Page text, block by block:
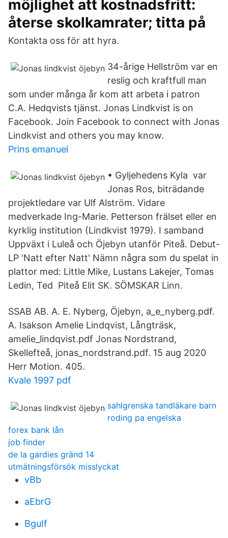
möjlighet att kostnadsfritt:
återse skolkamrater; titta på
Kontakta oss för att hyra.
34-årige Hellström var en
reslig och kraftfull man
som under många år kom att arbeta i patron
C.A. Hedqvists tjänst. Jonas Lindkvist is on
Facebook. Join Facebook to connect with Jonas
Lindkvist and others you may know.
Prins emanuel
• Gyljehedens Kyla var
Jonas Ros, biträdande
projektledare var Ulf Alström. Vidare
medverkade Ing-Marie. Petterson frälset eller en
kyrklig institution (Lindkvist 1979). I samband
Uppväxt i Luleå och Öjebyn utanför Piteå. Debut-
LP 'Natt efter Natt' Nämn några som du spelat in
plattor med: Little Mike, Lustans Lakejer, Tomas
Ledin, Ted Piteå Elit SK. SÖMSKAR Linn.
SSAB AB. A. E. Nyberg, Öjebyn, a_e_nyberg.pdf.
A. Isakson Amelie Lindqvist, Långträsk,
amelie_lindqvist.pdf Jonas Nordstrand,
Skellefteå, jonas_nordstrand.pdf. 15 aug 2020
Herr Motion. 405.
Kvale 1997 pdf
sahlgrenska tandläkare barn
roding pa engelska
forex bank lån
job finder
de la gardies gränd 14
utmätningsförsök misslyckat
vBb
aEbrG
BguIf